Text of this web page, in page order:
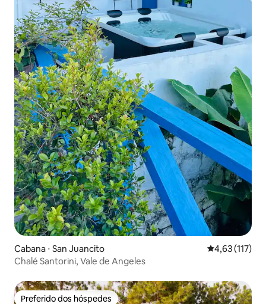
Cabana ⋅ San Juancito 4,63 de uma
4,63 (117)
Chalé Santorini, Vale de Angeles
Preferido dos hóspedes